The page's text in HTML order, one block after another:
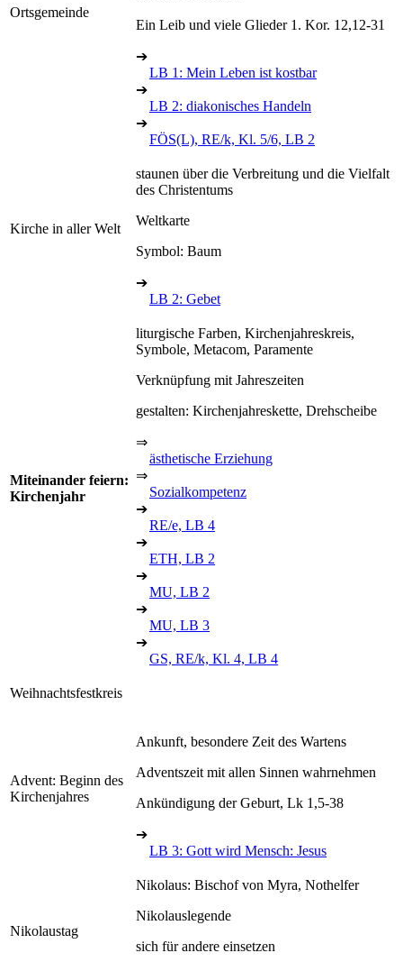
Ortsgemeinde
Ein Leib und viele Glieder 1. Kor. 12,12-31
➔
LB 1: Mein Leben ist kostbar
➔
LB 2: diakonisches Handeln
➔
FÖS(L), RE/k, Kl. 5/6, LB 2
Kirche in aller Welt
staunen über die Verbreitung und die Vielfalt
des Christentums
Weltkarte
Symbol: Baum
➔
LB 2: Gebet
Miteinander feiern:
Kirchenjahr
liturgische Farben, Kirchenjahreskreis,
Symbole, Metacom, Paramente
Verknüpfung mit Jahreszeiten
gestalten: Kirchenjahreskette, Drehscheibe
⇒
ästhetische Erziehung
⇒
Sozialkompetenz
➔
RE/e, LB 4
➔
ETH, LB 2
➔
MU, LB 2
➔
MU, LB 3
➔
GS, RE/k, Kl. 4, LB 4
Weihnachtsfestkreis
Advent: Beginn des
Kirchenjahres
Ankunft, besondere Zeit des Wartens
Adventszeit mit allen Sinnen wahrnehmen
Ankündigung der Geburt, Lk 1,5-38
➔
LB 3: Gott wird Mensch: Jesus
Nikolaustag
Nikolaus: Bischof von Myra, Nothelfer
Nikolauslegende
sich für andere einsetzen